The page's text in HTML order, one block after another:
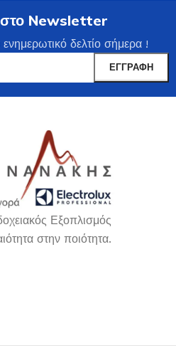
στο Newsletter
δελτίο σήμερα !
Εξοπλισμός
στην ποιότητα.